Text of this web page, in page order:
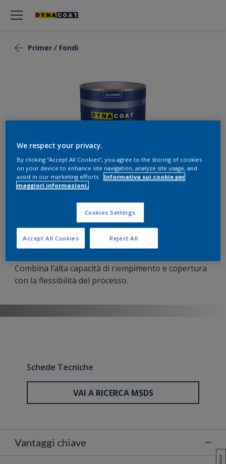
Primer / Fondi
Filler 4100
Questo prodotto affidabile e multiuso riempie ed
elimina irregolarità superficiali in riparazioni di
Combina l’alta capacità di riempimento e copertura
con la flessibilità del processo.
Schede Tecniche
VAI A RICERCA MSDS
Vantaggi chiave
We respect your privacy.
By clicking “Accept All Cookies”, you agree to the storing of cookies
on your device to enhance site navigation, analyze site usage, and
assist in our marketing efforts.
Informativa sui cookie per
maggiori informazioni.
Cookies Settings
Reject All
Accept All Cookies